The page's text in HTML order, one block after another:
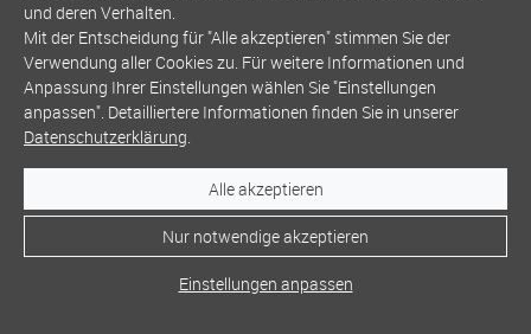
und deren Verhalten.
Mit der Entscheidung für "Alle akzeptieren" stimmen Sie der
Verwendung aller Cookies zu. Für weitere Informationen und
Anpassung Ihrer Einstellungen wählen Sie "Einstellungen
anpassen". Detailliertere Informationen finden Sie in unserer
Datenschutzerklärung.
Alle akzeptieren
Nur notwendige akzeptieren
Einstellungen anpassen